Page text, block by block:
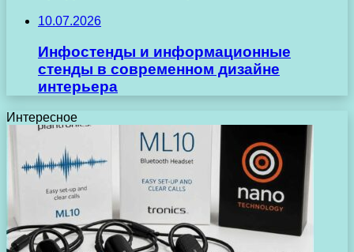
10.07.2026
Инфостенды и информационные
стенды в современном дизайне
интерьера
Интересное